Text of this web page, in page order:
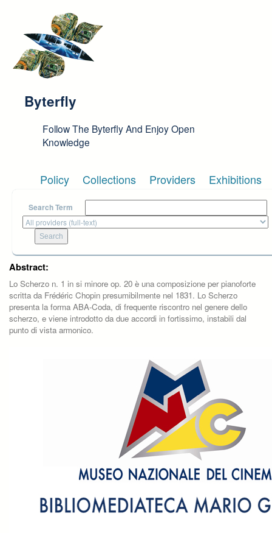
Byterfly
Follow The Byterfly And Enjoy Open
Knowledge
Policy Collections Providers Exhibitions
Search Term
Abstract:
Lo Scherzo n. 1 in si minore op. 20 è una composizione per pianoforte
scritta da Frédéric Chopin presumibilmente nel 1831. Lo Scherzo
presenta la forma ABA-Coda, di frequente riscontro nel genere dello
scherzo, e viene introdotto da due accordi in fortissimo, instabili dal
punto di vista armonico.